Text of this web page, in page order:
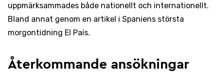
uppmärksammades både nationellt och internationellt.
Bland annat genom en artikel i Spaniens största
morgontidning El País.
Återkommande ansökningar